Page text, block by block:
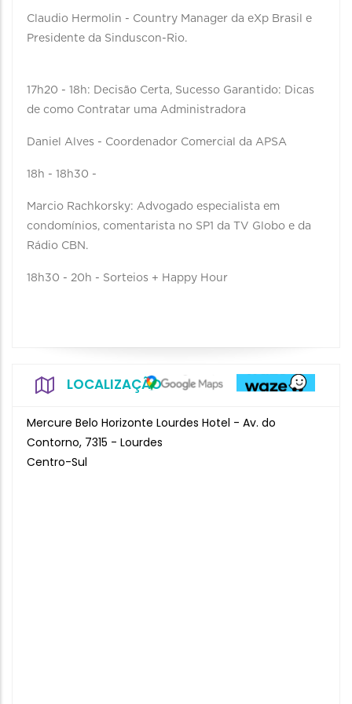
Claudio Hermolin - Country Manager da eXp Brasil e
Presidente da Sinduscon-Rio.
17h20 - 18h: Decisão Certa, Sucesso Garantido: Dicas
de como Contratar uma Administradora
Daniel Alves - Coordenador Comercial da APSA
18h - 18h30 -
Marcio Rachkorsky: Advogado especialista em
condomínios, comentarista no SP1 da TV Globo e da
Rádio CBN.
18h30 - 20h - Sorteios + Happy Hour
LOCALIZAÇÃO
Mercure Belo Horizonte Lourdes Hotel - Av. do
Contorno, 7315 - Lourdes
Centro-Sul